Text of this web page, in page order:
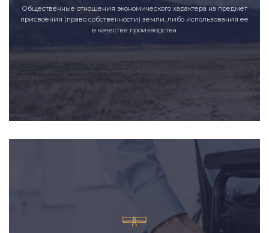
Общественные отношения экономического характера на предмет
присвоения (право собственности) земли, либо использования её
в качестве производства.